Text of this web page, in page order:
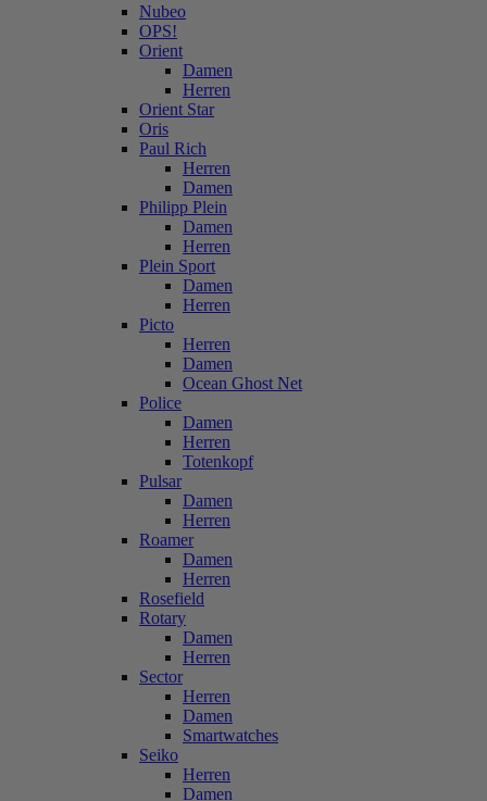
Nubeo
OPS!
Orient
Damen
Herren
Orient Star
Oris
Paul Rich
Herren
Damen
Philipp Plein
Damen
Herren
Plein Sport
Damen
Herren
Picto
Herren
Damen
Ocean Ghost Net
Police
Damen
Herren
Totenkopf
Pulsar
Damen
Herren
Roamer
Damen
Herren
Rosefield
Rotary
Damen
Herren
Sector
Herren
Damen
Smartwatches
Seiko
Herren
Damen